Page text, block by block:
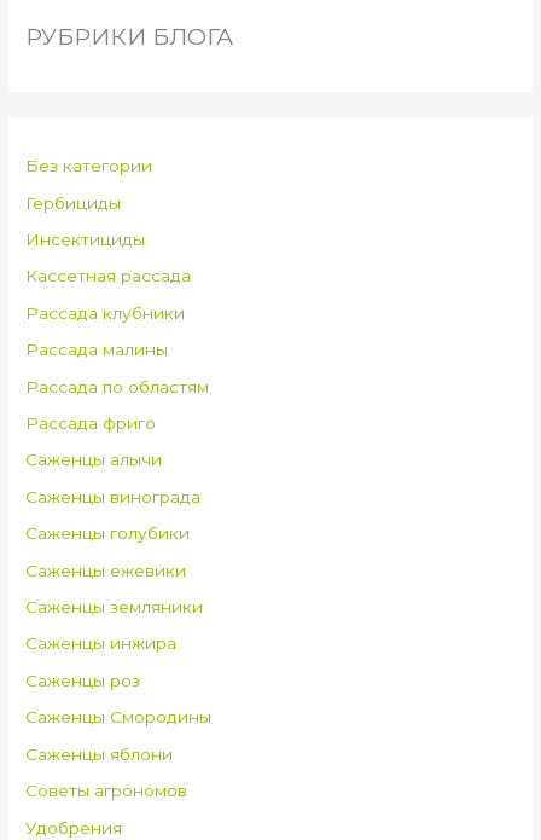
РУБРИКИ БЛОГА
Без категории
Гербициды
Инсектициды
Кассетная рассада
Рассада клубники
Рассада малины
Рассада по областям
Рассада фриго
Саженцы алычи
Саженцы винограда
Саженцы голубики
Саженцы ежевики
Саженцы земляники
Саженцы инжира
Саженцы роз
Саженцы Смородины
Саженцы яблони
Советы агрономов
Удобрения